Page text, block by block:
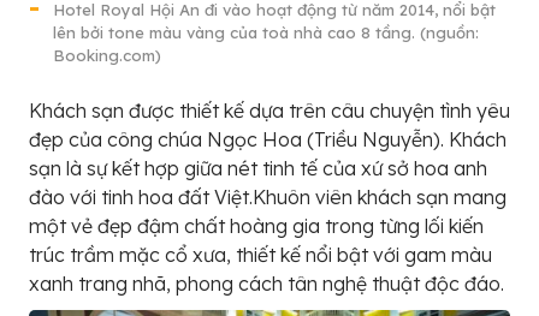
Hotel Royal Hội An đi vào hoạt động từ năm 2014, nổi bật
lên bởi tone màu vàng của toà nhà cao 8 tầng. (nguồn:
Booking.com)
Khách sạn được thiết kế dựa trên câu chuyện tình yêu
đẹp của công chúa Ngọc Hoa (Triều Nguyễn). Khách
sạn là sự kết hợp giữa nét tinh tế của xứ sở hoa anh
đào với tinh hoa đất Việt.Khuôn viên khách sạn mang
một vẻ đẹp đậm chất hoàng gia trong từng lối kiến
trúc trầm mặc cổ xưa, thiết kế nổi bật với gam màu
xanh trang nhã, phong cách tân nghệ thuật độc đáo.